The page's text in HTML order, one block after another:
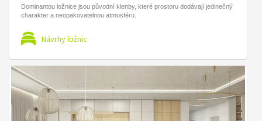
Dominantou ložnice jsou původní klenby, které prostoru dodávají jedinečný
charakter a neopakovatelnou atmosféru.
Návrhy ložnic